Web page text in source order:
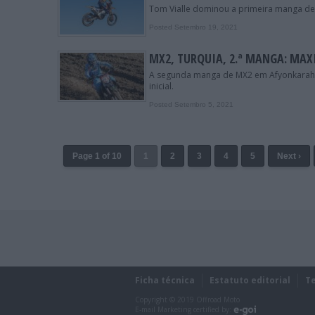
Tom Vialle dominou a primeira manga
Posted Setembro 19, 2021
MX2, TURQUIA, 2.ª MANGA:
A segunda manga de MX2 em
inicial.
Posted Setembro 5, 2021
Page 1 of 10 1 2 3 4 5 Next ›
Ficha técnica Estatuto editorial